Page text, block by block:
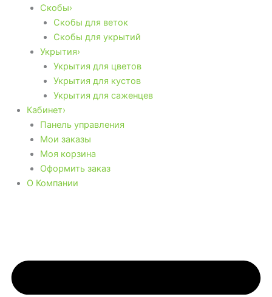
Скобы›
Скобы для веток
Скобы для укрытий
Укрытия›
Укрытия для цветов
Укрытия для кустов
Укрытия для саженцев
Кабинет›
Панель управления
Мои заказы
Моя корзина
Оформить заказ
О Компании